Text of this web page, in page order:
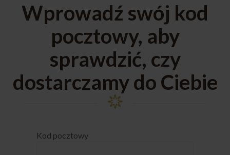
Wprowadź swój kod
pocztowy, aby
sprawdzić, czy
dostarczamy do Ciebie
Kod pocztowy